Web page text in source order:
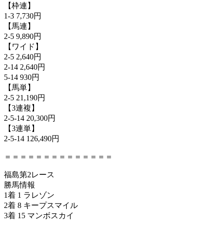
【枠連】
1-3 7,730円
【馬連】
2-5 9,890円
【ワイド】
2-5 2,640円
2-14 2,640円
5-14 930円
【馬単】
2-5 21,190円
【3連複】
2-5-14 20,300円
【3連単】
2-5-14 126,490円
＝＝＝＝＝＝＝＝＝＝＝＝＝＝
福島第2レース
勝馬情報
1着 1 ラレゾン
2着 8 キープスマイル
3着 15 マンボスカイ